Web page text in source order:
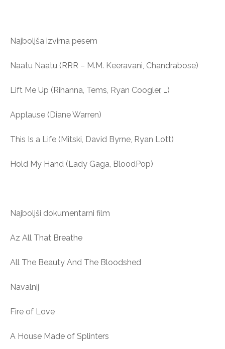
Najboljša izvirna pesem
Naatu Naatu (RRR – M.M. Keeravani, Chandrabose)
Lift Me Up (Rihanna, Tems, Ryan Coogler, …)
Applause (Diane Warren)
This Is a Life (Mitski, David Byrne, Ryan Lott)
Hold My Hand (Lady Gaga, BloodPop)
Najboljši dokumentarni film
Az All That Breathe
All The Beauty And The Bloodshed
Navalnij
Fire of Love
A House Made of Splinters